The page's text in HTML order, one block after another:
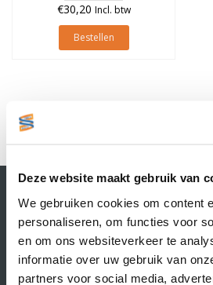
Deze website maakt gebruik van
We gebruiken cookies om content
personaliseren, om functies voor
en om ons websiteverkeer te
informatie over uw gebruik van
partners voor social media,
€30,20 Incl. btw
Bestellen
Contactgegevens
Supply Service B.V.
Nijverheidsstraat 25-K
3861 RJ Nijkerk
info@supplyservice.nl
+31 33 468 13 42